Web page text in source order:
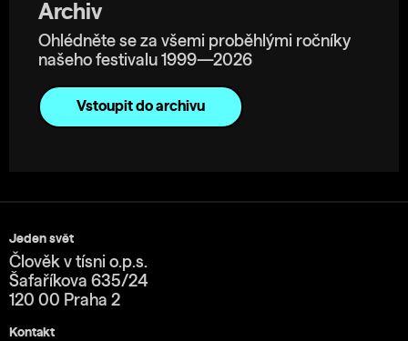
Archiv
Ohlédněte se za všemi proběhlými ročníky
našeho festivalu 1999—2026
Vstoupit do archivu
Jeden svět
Člověk v tísni o.p.s.
Šafaříkova 635/24
120 00 Praha 2
Kontakt